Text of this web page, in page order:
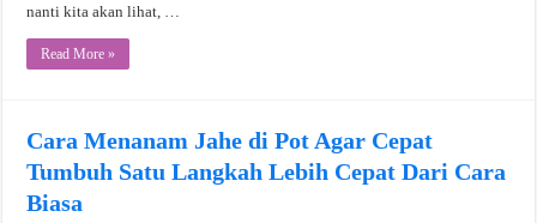
nanti kita akan lihat, …
Read More »
Cara Menanam Jahe di Pot Agar Cepat
Tumbuh Satu Langkah Lebih Cepat Dari Cara
Biasa